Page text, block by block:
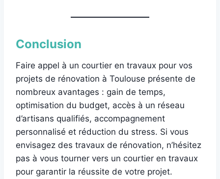
Conclusion
Faire appel à un courtier en travaux pour vos
projets de rénovation à Toulouse présente de
nombreux avantages : gain de temps,
optimisation du budget, accès à un réseau
d’artisans qualifiés, accompagnement
personnalisé et réduction du stress. Si vous
envisagez des travaux de rénovation, n’hésitez
pas à vous tourner vers un courtier en travaux
pour garantir la réussite de votre projet.